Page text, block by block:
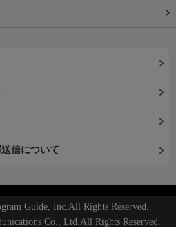
信について
Guide, Inc.All Rights Reserved.
Co., Ltd.All Rights Reserved.